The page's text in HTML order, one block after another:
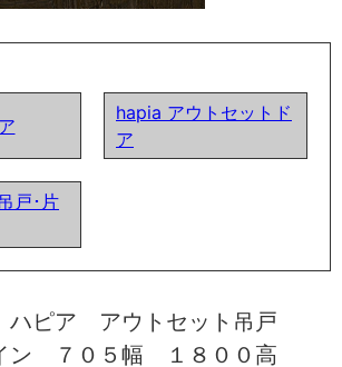
hapia アウトセットド
ア
戸･片
ハピア アウトセット吊戸
ン ７０５幅 １８００高